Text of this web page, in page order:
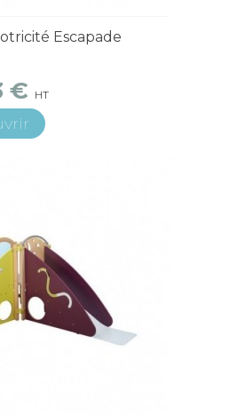
Escapade
€ HT